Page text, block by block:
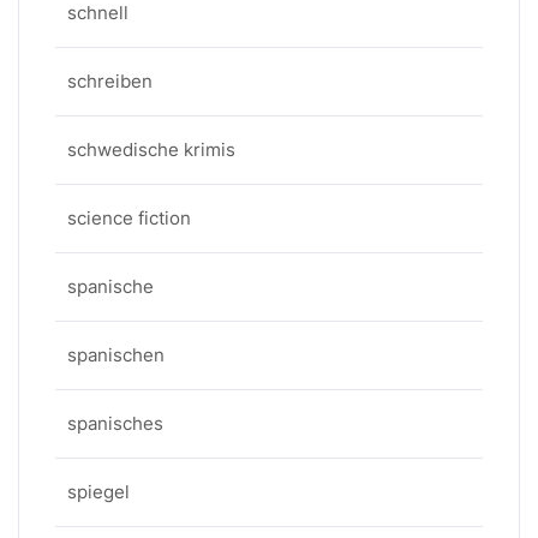
schnell
schreiben
schwedische krimis
science fiction
spanische
spanischen
spanisches
spiegel